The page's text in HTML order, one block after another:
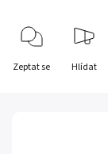
Zeptat se Hlídat